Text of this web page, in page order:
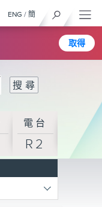
取得
ENG / 簡
電台
R2